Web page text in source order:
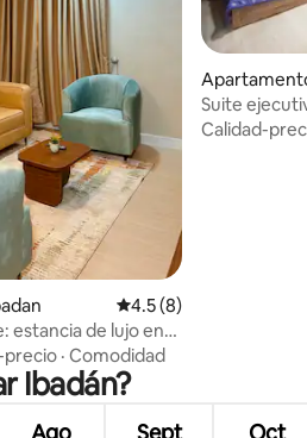
4 reseñas
Calificación promedio:
4.5 (8)
estancia de lujo en
precio · Comodidad
Suite
servicios
Calidad-
Ibadán?
Ago Sept Oct